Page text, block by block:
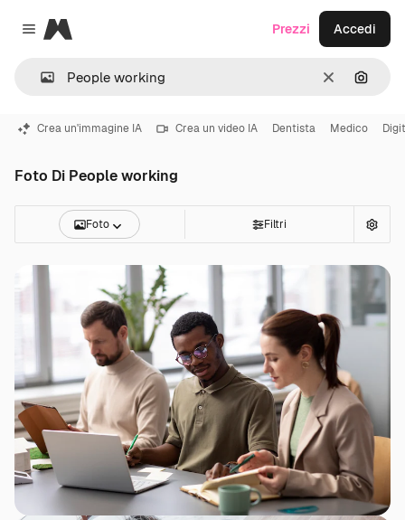
Close menu
Magnific
CancellaCerca
Prezzi Accedi
Crea un'immagine IA Crea un video IA Dentista Medico
Foto Di People working
Foto Filtri